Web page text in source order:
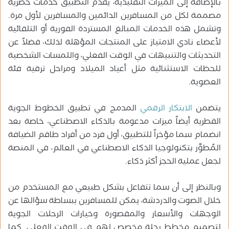
بالإضافة إلى الميزات التقليدية، يقدم التطبيق خدمات حصرية
مصممة لكل من المسافرين الدائمين والمسافرين لأول مرة.
وتشمل هذه الخدمات المبالغ المستردة الفورية أو التلقائية
لأعضاء نادي الامتياز على المنتجات المؤهلة لذلك، فضلاً عن
التحديثات والتنبيهات في الوقت الفعلي، واللمسات الشخصية
للحظات الاستثنائية مثل أعياد الميلاد ومراحل ترقية فئة
العضوية.
يتضمن الابتكار الرقمي المدمج في تطبيق الخطوط الجوية
القطرية أيضاً ميزات مدعومة بالذكاء الاصطناعي، خاصة بعد
انضمام سما مؤخراً للتطبيق، أول فرد من أفراد طاقم الضيافة
المُطوَّر بتكنولوجيا الذكاء الاصطناعي في العالم، في المنصة
لجعل عملية الحجز أكثر ذكاء.
وبالنظر إلى أن سما تتفاعل بشكل طبيعي مع المستخدم من
خلال الصوت والدردشة، يمكن للمسافرين ببساطة سؤالها عن
الوجهات والأسعار والمقصورة وخيارات الرحلات الجوية